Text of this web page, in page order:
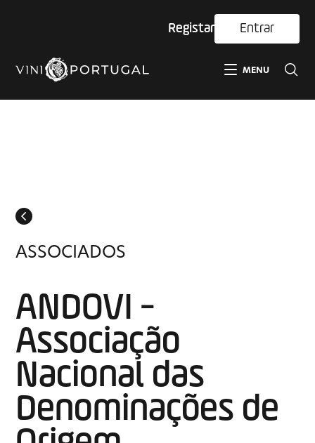
ASSOCIADOS
ANDOVI -
Associação
Nacional das
Denominações de
Registar Entrar
MENU